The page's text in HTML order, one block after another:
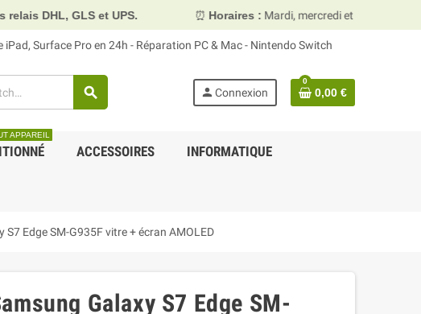
et UPS. ⏰Horaires : Mardi, mercredi et vendredi 10h00–13h30 &
Surface Pro en 24h - Réparation PC & Mac - Nintendo Switch
search person Connexion
0
0,00 €
APPAREIL
ACCESSOIRES INFORMATIQUE
Edge SM-G935F vitre + écran AMOLED
Galaxy S7 Edge SM-